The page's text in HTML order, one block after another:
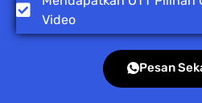
Video
Pesan